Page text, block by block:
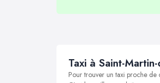
Taxi à Saint-
Pour trouver un taxi proche de